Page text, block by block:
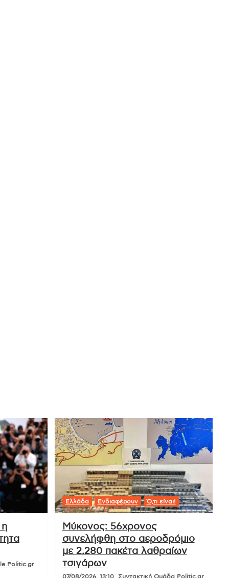
η
Politic.gr
Ελλάδα Ενδιαφέρουν Ό,τι είναι!
Μύκονος: 56χρονος
συνελήφθη στο αεροδρόμιο
με 2.280 πακέτα λαθραίων
τσιγάρων
07/08/2026, 13:10 Συντακτική Ομάδα Politic.gr